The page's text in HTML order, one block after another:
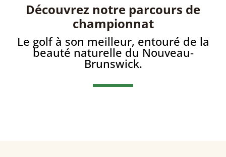
Découvrez notre parcours de
championnat
Le golf à son meilleur, entouré de la
beauté naturelle du Nouveau-
Brunswick.